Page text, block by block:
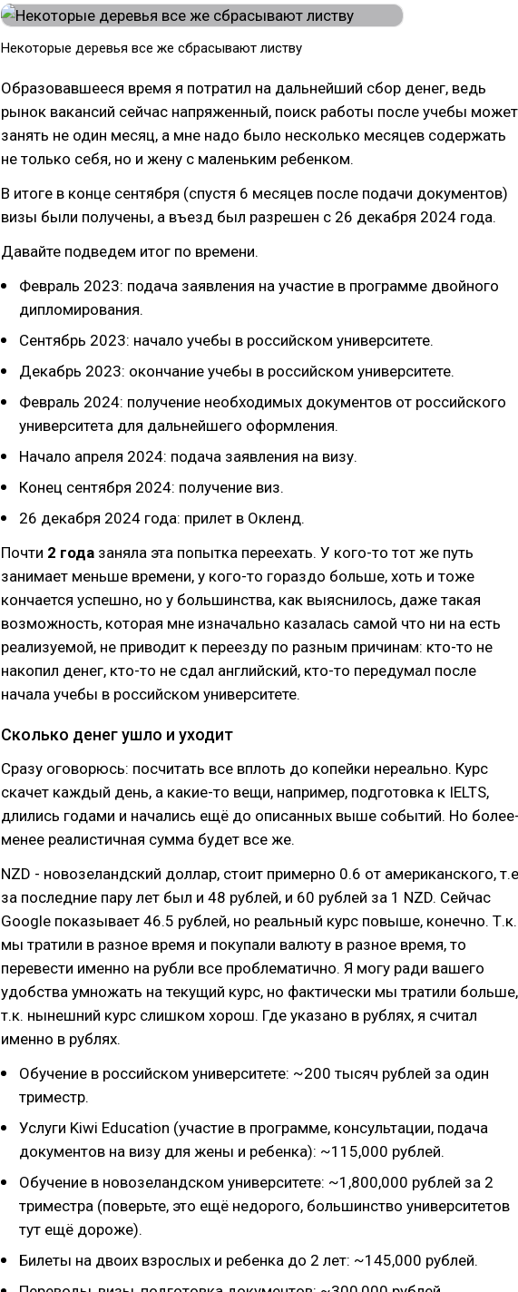
Некоторые деревья все же сбрасывают листву
Образовавшееся время я потратил на дальнейший сбор денег, ведь
рынок вакансий сейчас напряженный, поиск работы после учебы может
занять не один месяц, а мне надо было несколько месяцев содержать
не только себя, но и жену с маленьким ребенком.
В итоге в конце сентября (спустя 6 месяцев после подачи документов)
визы были получены, а въезд был разрешен с 26 декабря 2024 года.
Давайте подведем итог по времени.
Февраль 2023: подача заявления на участие в программе двойного
дипломирования.
Сентябрь 2023: начало учебы в российском университете.
Декабрь 2023: окончание учебы в российском университете.
Февраль 2024: получение необходимых документов от российского
университета для дальнейшего оформления.
Начало апреля 2024: подача заявления на визу.
Конец сентября 2024: получение виз.
26 декабря 2024 года: прилет в Окленд.
Почти 2 года заняла эта попытка переехать. У кого-то тот же путь
занимает меньше времени, у кого-то гораздо больше, хоть и тоже
кончается успешно, но у большинства, как выяснилось, даже такая
возможность, которая мне изначально казалась самой что ни на есть
реализуемой, не приводит к переезду по разным причинам: кто-то не
накопил денег, кто-то не сдал английский, кто-то передумал после
начала учебы в российском университете.
Сколько денег ушло и уходит
Сразу оговорюсь: посчитать все вплоть до копейки нереально. Курс
скачет каждый день, а какие-то вещи, например, подготовка к IELTS,
длились годами и начались ещё до описанных выше событий. Но
менее реалистичная сумма будет все же.
NZD - новозеландский доллар, стоит примерно 0.6 от американского,
за последние пару лет был и 48 рублей, и 60 рублей за 1 NZD. Сейчас
Google показывает 46.5 рублей, но реальный курс повыше, конечно. Т.к.
мы тратили в разное время и покупали валюту в разное время, то
перевести именно на рубли все проблематично. Я могу ради вашего
удобства умножать на текущий курс, но фактически мы тратили больше,
т.к. нынешний курс слишком хорош. Где указано в рублях, я считал
именно в рублях.
Обучение в российском университете: ~200 тысяч рублей за один
триместр.
Услуги Kiwi Education (участие в программе, консультации, подача
документов на визу для жены и ребенка): ~115,000 рублей.
Обучение в новозеландском университете: ~1,800,000 рублей за 2
триместра (поверьте, это ещё недорого, большинство университетов
тут ещё дороже).
Билеты на двоих взрослых и ребенка до 2 лет: ~145,000 рублей.